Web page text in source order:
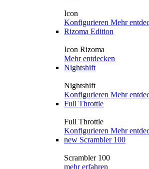
Icon
Konfigurieren Mehr
Rizoma Edition
Icon Rizoma
Mehr entdecken
Nightshift
Nightshift
Konfigurieren Mehr
Full Throttle
Full Throttle
Konfigurieren Mehr
new Scrambler 100
Scrambler 100
mehr erfahren